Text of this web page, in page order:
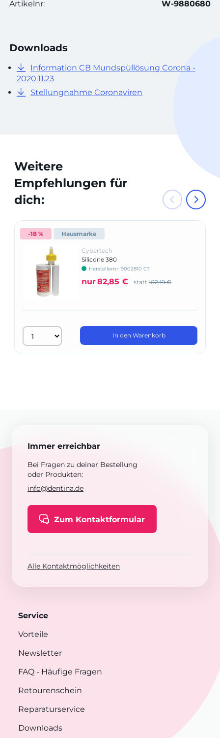
Artikelnr: W-9880680
Downloads
Information CB Mundspüllösung Corona -
2020.11.23
Stellungnahme Coronaviren
Weitere
Empfehlungen für
dich:
-18 % Hausmarke
Cybertech
Silicone 380
Herstellernr: 9002810 CT
nur82,85 € statt 102,19 €
In den Warenkorb
Immer erreichbar
Bei Fragen zu deiner Bestellung
oder Produkten:
info@dentina.de
Zum Kontaktformular
Alle Kontaktmöglichkeiten
Service
Vorteile
Newsletter
FAQ - Häufige Fragen
Retourenschein
Reparaturservice
Downloads